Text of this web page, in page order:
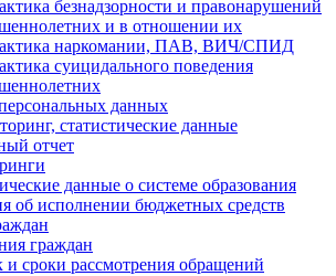
безнадзорности и правонарушений
и в отношении их
наркомании, ПАВ, ВИЧ/СПИД
суицидального поведения
данных
статистические данные
отчет
данные о системе образования
об исполнении бюджетных средств
граждан
и сроки рассмотрения обращений